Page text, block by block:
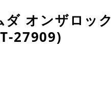
ダ オンザロック
27909)